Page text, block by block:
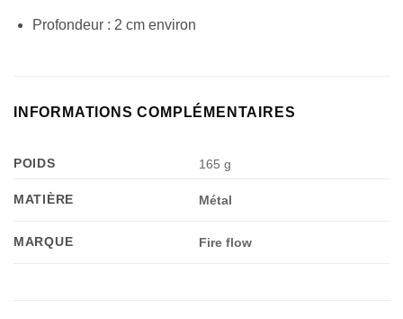
Profondeur : 2 cm environ
INFORMATIONS COMPLÉMENTAIRES
POIDS 165 g
MATIÈRE Métal
MARQUE Fire flow